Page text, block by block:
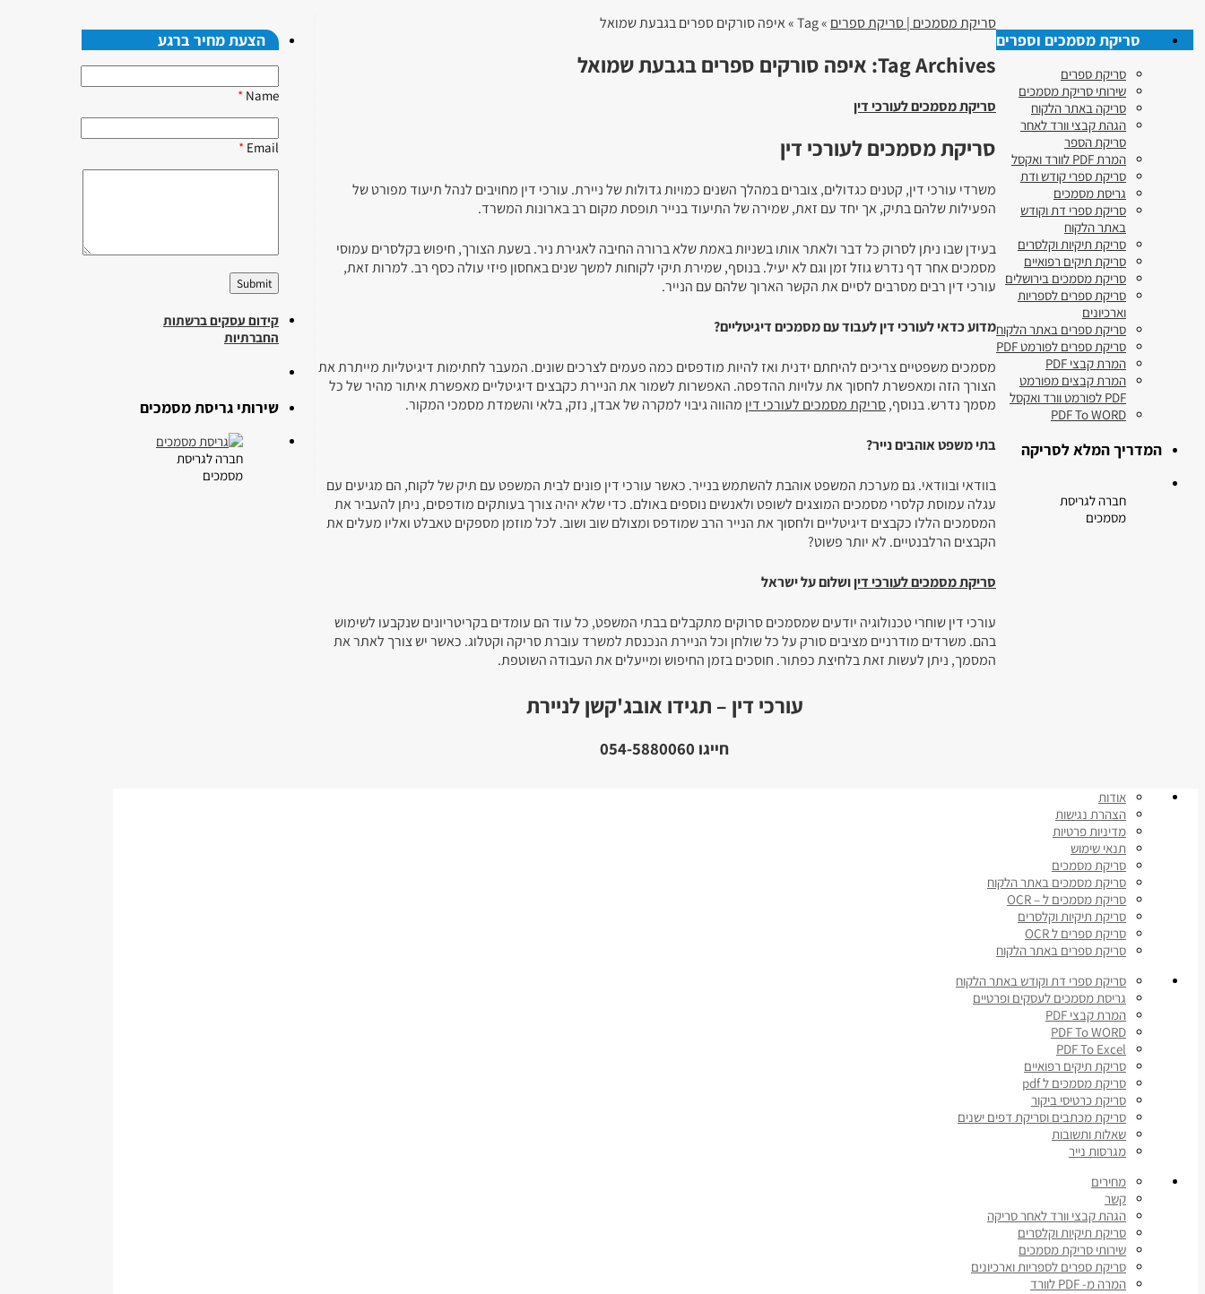
סריקת מסמכים | סריקת ספרים » Tag » איפה סורקים ספרים בגבעת שמואל
Tag Archives: איפה סורקים ספרים בגבעת שמואל
סריקת מסמכים לעורכי דין
סריקת מסמכים לעורכי דין
משרדי עורכי דין, קטנים כגדולים, צוברים במהלך השנים כמויות גדולות של ניירת. עורכי דין מחויבים לנהל תיעוד מפורט של
הפעילות שלהם בתיק, אך יחד עם זאת, שמירה של התיעוד בנייר תופסת מקום רב בארונות המשרד.
בעידן שבו ניתן לסרוק כל דבר ולאתר אותו בשניות באמת שלא ברורה החיבה לאגירת ניר. בשעת הצורך, חיפוש בקלסרים עמוסי
מסמכים אחר דף נדרש גוזל זמן וגם לא יעיל. בנוסף, שמירת תיקי לקוחות למשך שנים באחסון פיזי עולה כסף רב. למרות זאת,
עורכי דין רבים מסרבים לסיים את הקשר הארוך שלהם עם הנייר.
מדוע כדאי לעורכי דין לעבוד עם מסמכים דיגיטליים?
מסמכים משפטיים צריכים להיחתם ידנית ואז להיות מודפסים כמה פעמים לצרכים שונים. המעבר לחתימות דיגיטליות מייתרת את
הצורך הזה ומאפשרת לחסוך את עלויות ההדפסה. האפשרות לשמור את הניירת כקבצים דיגיטליים מאפשרת איתור מהיר של כל
מסמך נדרש. בנוסף,סריקת מסמכים לעורכי דין מהווה גיבוי למקרה של אבדן, נזק, בלאי והשמדת מסמכי המקור.
בתי משפט אוהבים נייר?
בוודאי ובוודאי. גם מערכת המשפט אוהבת להשתמש בנייר. כאשר עורכי דין פונים לבית המשפט עם תיק של לקוח, הם מגיעים עם
עגלה עמוסת קלסרי מסמכים המוצגים לשופט ולאנשים נוספים באולם. כדי שלא יהיה צורך בעותקים מודפסים, ניתן להעביר את
המסמכים הללו כקבצים דיגיטליים ולחסוך את הנייר הרב שמודפס ומצולם שוב ושוב. לכל מוזמן מספקים טאבלט ואליו מעלים את
הקבצים הרלבנטיים. לא יותר פשוט?
סריקת מסמכים לעורכי דיןושלום על ישראל
עורכי דין שוחרי טכנולוגיה יודעים שמסמכים סרוקים מתקבלים בבתי המשפט, כל עוד הם עומדים בקריטריונים שנקבעו לשימוש
בהם. משרדים מודרניים מציבים סורק על כל שולחן וכל הניירת הנכנסת למשרד עוברת סריקה וקטלוג. כאשר יש צורך לאתר את
המסמך, ניתן לעשות זאת בלחיצת כפתור. חוסכים בזמן החיפוש ומייעלים את העבודה השוטפת.
עורכי דין – תגידו אובג'קשן לניירת
חייגו 054-5880060
הצעת מחיר ברגע
Name
*
Email
*
קידום עסקים ברשתות
החברתיות
שירותי גריסת מסמכים
חברה לגריסת
מסמכים
סריקת מסמכים וספרים
סריקת ספרים
שירותי סריקת מסמכים
סריקה באתר הלקוח
הגהת קבצי וורד לאחר
סריקת הספר
המרת PDF לוורד ואקסל
סריקת ספרי קודש ודת
גריסת מסמכים
סריקת ספרי דת וקודש
באתר הלקוח
סריקת תיקיות וקלסרים
סריקת תיקים רפואיים
סריקת מסמכים בירושלים
סריקת ספרים לספריות
וארכיונים
סריקת ספרים באתר הלקוח
סריקת ספרים לפורמט PDF
המרת קבצי PDF
המרת קבצים מפורמט
PDF לפורמט וורד ואקסל
PDF To WORD
המדריך המלא לסריקה
חברה לגריסת
מסמכים
אודות
הצהרת נגישות
מדיניות פרטיות
תנאי שימוש
סריקת מסמכים
סריקת מסמכים באתר הלקוח
סריקת מסמכים ל – OCR
סריקת תיקיות וקלסרים
סריקת ספרים ל OCR
סריקת ספרים באתר הלקוח
סריקת ספרי דת וקודש באתר הלקוח
גריסת מסמכים לעסקים ופרטיים
המרת קבצי PDF
PDF To WORD
PDF To Excel
סריקת תיקים רפואיים
סריקת מסמכים ל pdf
סריקת כרטיסי ביקור
סריקת מכתבים וסריקת דפים ישנים
שאלות ותשובות
מגרסות נייר
מחירים
קשר
הגהת קבצי וורד לאחר סריקה
סריקת תיקיות וקלסרים
שירותי סריקת מסמכים
סריקת ספרים לספריות וארכיונים
המרה מ- PDF לוורד